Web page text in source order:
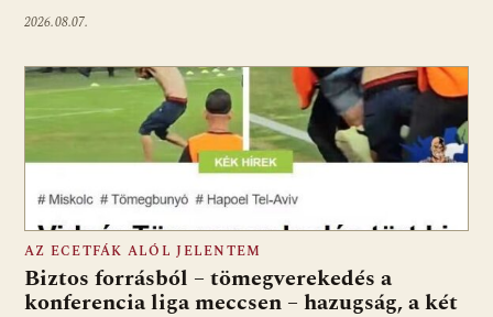
2026.08.07.
AZ ECETFÁK ALÓL JELENTEM
Biztos forrásból – tömegverekedés a
konferencia liga meccsen – hazugság, a két